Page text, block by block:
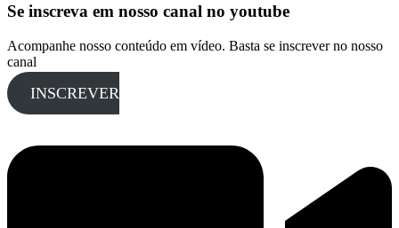
Se inscreva em nosso canal no youtube
Acompanhe nosso conteúdo em vídeo. Basta se inscrever no nosso
canal
INSCREVER